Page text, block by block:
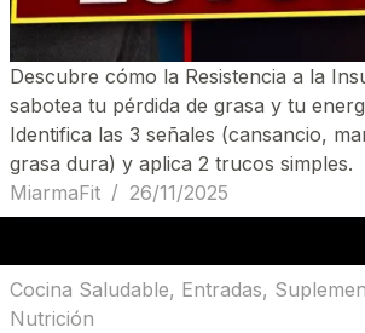
Descubre cómo la Resistencia a la
sabotea tu pérdida de grasa y tu
Identifica las 3 señales (cansancio,
grasa dura) y aplica 2 trucos simples.
MiarmaFit
26/11/2025
Cocina Saludable, Entradas,
Nutrición